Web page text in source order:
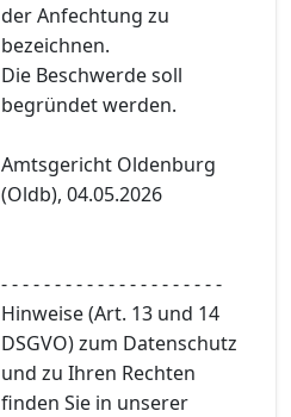
der Anfechtung zu
bezeichnen.
Die Beschwerde soll
begründet werden.
Amtsgericht Oldenburg
(Oldb), 04.05.2026
- - - - - - - - - - - - - - - - - - - - -
Hinweise (Art. 13 und 14
DSGVO) zum Datenschutz
und zu Ihren Rechten
finden Sie in unserer